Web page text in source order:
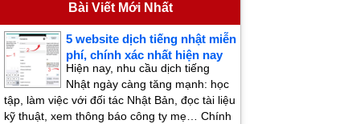
Bài Viết Mới Nhất
5 website dịch tiếng nhật miễn
phí, chính xác nhất hiện nay
Hiện nay, nhu cầu dịch tiếng
Nhật ngày càng tăng mạnh: học
tập, làm việc với đối tác Nhật Bản, đọc tài liệu
kỹ thuật, xem thông báo công ty mẹ… Chính